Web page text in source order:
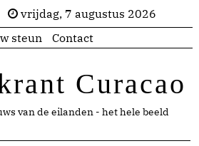
vrijdag, 7 augustus 2026
steun Contact
Curacao
van de eilanden - het hele beeld